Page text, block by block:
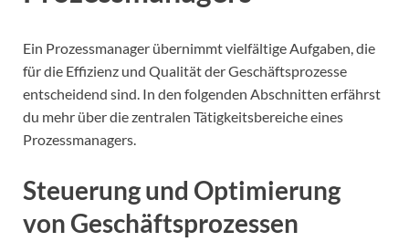
Ein Prozessmanager übernimmt vielfältige Aufgaben, die
für die Effizienz und Qualität der Geschäftsprozesse
entscheidend sind. In den folgenden Abschnitten erfährst
du mehr über die zentralen Tätigkeitsbereiche eines
Prozessmanagers.
Steuerung und Optimierung
von Geschäftsprozessen